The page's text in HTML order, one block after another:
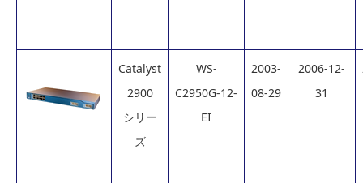
Catalyst
2900
シリー
ズ
WS-
C2950G-12-
EI
2003-
08-29
2006-12-
31